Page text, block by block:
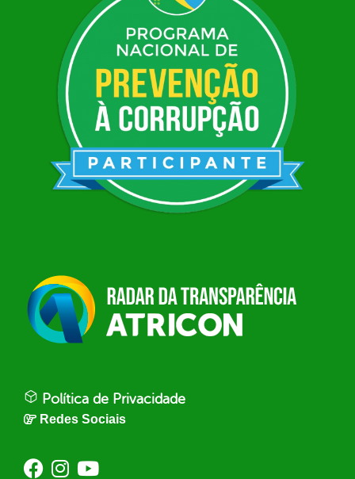
Política de Privacidade
Redes Sociais